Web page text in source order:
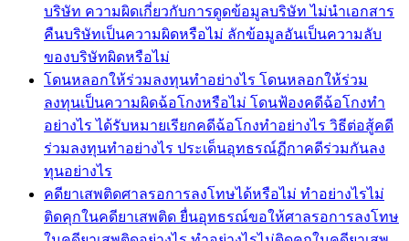
บริษัท ความผิดเกี่ยวกับการดูดข้อมูลบริษัท ไม่นำเอกสาร
คืนบริษัทเป็นความผิดหรือไม่ ลักข้อมูลอันเป็นความลับ
ของบริษัทผิดหรือไม่
โดนหลอกให้ร่วมลงทุนทำอย่างไร โดนหลอกให้ร่วม
ลงทุนเป็นความผิดฉ้อโกงหรือไม่ โดนฟ้องคดีฉ้อโกงทำ
อย่างไร ได้รับหมายเรียกคดีฉ้อโกงทำอย่างไร วิธีต่อสู้คดี
ร่วมลงทุนทำอย่างไร ประเด็นอุทธรณ์ฏีกาคดีร่วมกันลง
ทุนอย่างไร
คดียาเสพติดศาลรอการลงโทษได้หรือไม่ ทำอย่างไรไม่
ติดคุกในคดียาเสพติด ยื่นอุทธรณ์ขอให้ศาลรอการลงโทษ